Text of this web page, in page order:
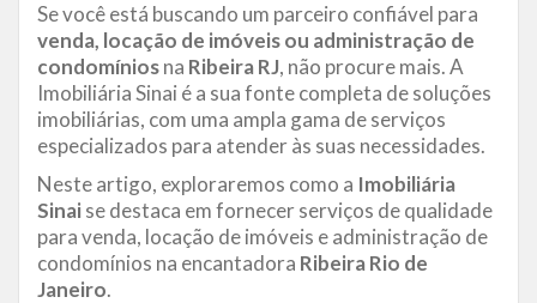
Se você está buscando um parceiro confiável para
venda, locação de imóveis ou administração de
condomíniosna Ribeira RJ, não procure mais. A
Imobiliária Sinai é a sua fonte completa de soluções
imobiliárias, com uma ampla gama de serviços
especializados para atender às suas necessidades.
Neste artigo, exploraremos como a Imobiliária
Sinaise destaca em fornecer serviços de qualidade
para venda, locação de imóveis e administração de
condomínios na encantadora Ribeira Rio de
Janeiro.